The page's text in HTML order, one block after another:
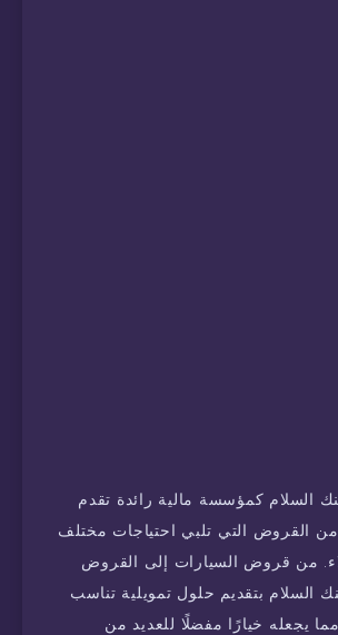
السلام كمؤسسة مالية رائدة تقدم
القروض التي تلبي احتياجات مختلف
من قروض السيارات إلى القروض
السلام بتقديم حلول تمويلية تناسب
يجعله خيارًا مفضلًا للعديد من